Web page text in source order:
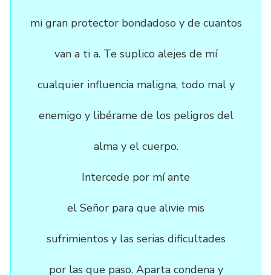
mi gran protector bondadoso y de cuantos
van a ti a. Te suplico alejes de mí
cualquier influencia maligna, todo mal y
enemigo y libérame de los peligros del
alma y el cuerpo.
Intercede por mí ante
el Señor para que alivie mis
sufrimientos y las serias dificultades
por las que paso. Aparta condena y